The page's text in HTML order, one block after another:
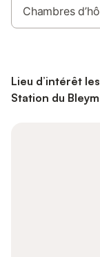
Chambres
Lieu d’intérêt
Station du